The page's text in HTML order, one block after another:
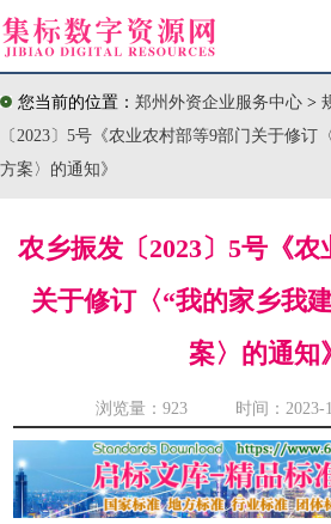
您当前的位置： 郑州外资企业服务中心 >
〔2023〕5号《农业农村部等9部门关于修订
方案〉的通知》
农乡振发〔2023〕5号《农
关于修订〈“我的家乡我
案〉的通知
浏览量： 923 时间：2023-